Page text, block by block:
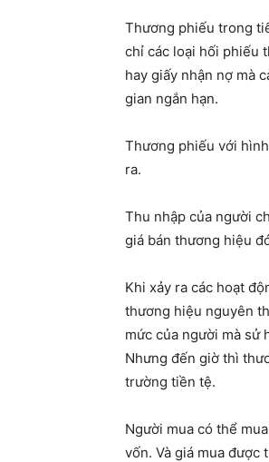
Thương phiếu trong
chỉ các loại hối phiếu
hay giấy nhận nợ mà
gian ngắn hạn.
Thương phiếu với
ra.
Thu nhập của người
giá bán thương hiệu
Khi xảy ra các hoạt
thương hiệu nguyên
mức của người mà sử
Nhưng đến giờ thì
trường tiền tệ.
Người mua có thể
vốn. Và giá mua được